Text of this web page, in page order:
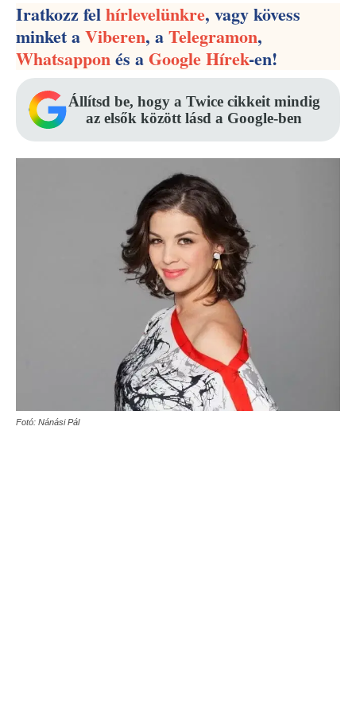
Iratkozz felhírlevelünkre, vagy kövess
minket aViberen, aTelegramon,
Whatsapponés aGoogle Hírek-en!
Állítsd be, hogy a Twice cikkeit mindig
az elsők között lásd a Google-ben
Fotó: Nánási Pál